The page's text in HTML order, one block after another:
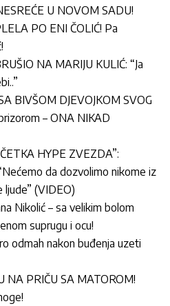
U NOVOM SADU!
PO ENI ČOLIĆ! Pa
NA MARIJU KULIĆ: “Ja
BIVŠOM DJEVOJKOM SVOG
– ONA NIKAD
HYPE ZVEZDA”:
da dozvolimo nikome iz
ljude” (VIDEO)
Nikolić – sa velikim bolom
suprugu i ocu!
odmah nakon buđenja uzeti
NA PRIČU SA MATOROM!